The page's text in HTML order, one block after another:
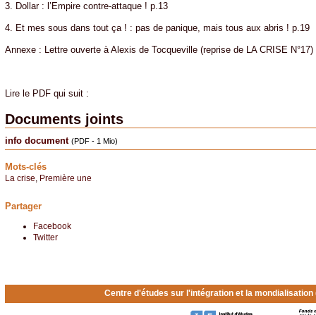
3. Dollar : l’Empire contre-attaque ! p.13
4. Et mes sous dans tout ça ! : pas de panique, mais tous aux abris ! p.19
Annexe : Lettre ouverte à Alexis de Tocqueville (reprise de LA CRISE N°17)
Lire le PDF qui suit :
Documents joints
info document (PDF - 1 Mio)
Mots-clés
La crise Première une
Partager
Facebook
Twitter
Centre d'études sur l'intégration et la mondialisation